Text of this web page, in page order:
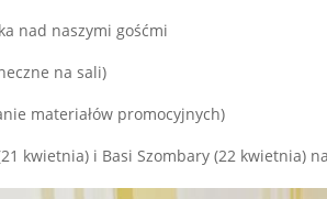
nad naszymi gośćmi
na sali)
materiałów promocyjnych)
kwietnia) i Basi Szombary (22 kwietnia)